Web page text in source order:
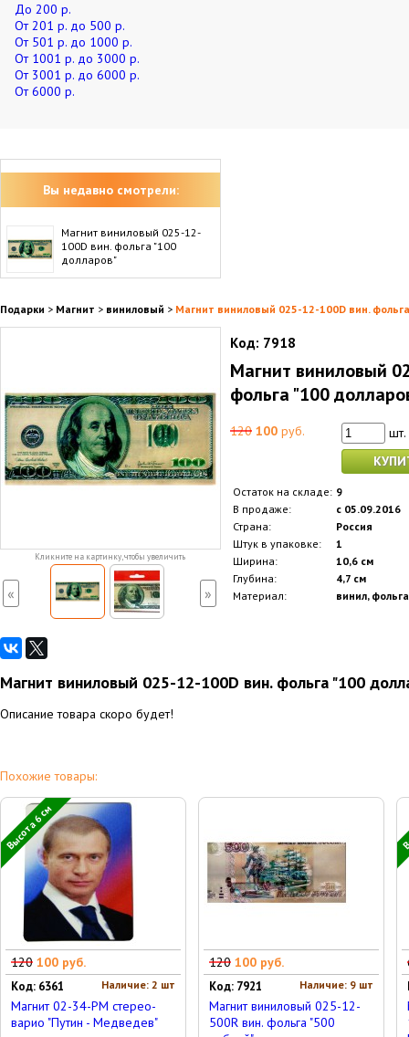
До 200 р.
От 201 р. до 500 р.
От 501 р. до 1000 р.
От 1001 р. до 3000 р.
От 3001 р. до 6000 р.
От 6000 р.
Вы недавно смотрели:
Магнит виниловый 025-12-
100D вин. фольга "100
долларов"
Подарки > Магнит > виниловый > Магнит виниловый 025-12-100D вин.
Кликните на картинку, чтобы увеличить
« »
Код: 7918
Магнит виниловый
фольга "100
120 100 руб.
шт.
Остаток на складе: 9
В продаже:
с 05.09.2016
Страна:
Россия
Штук в упаковке:
1
Ширина:
10,6 см
Глубина:
4,7 см
Материал:
винил, фольга
Магнит виниловый 025-12-100D вин. фольга "100
Описание товара скоро будет!
Похожие товары:
Высота 6 см
120 100 руб.
Наличие: 2 шт
Код: 6361
Магнит 02-34-PM стерео-
варио "Путин - Медведев"
120 100 руб.
Наличие: 9 шт
Код: 7921
Магнит виниловый 025-12-
500R вин. фольга "500